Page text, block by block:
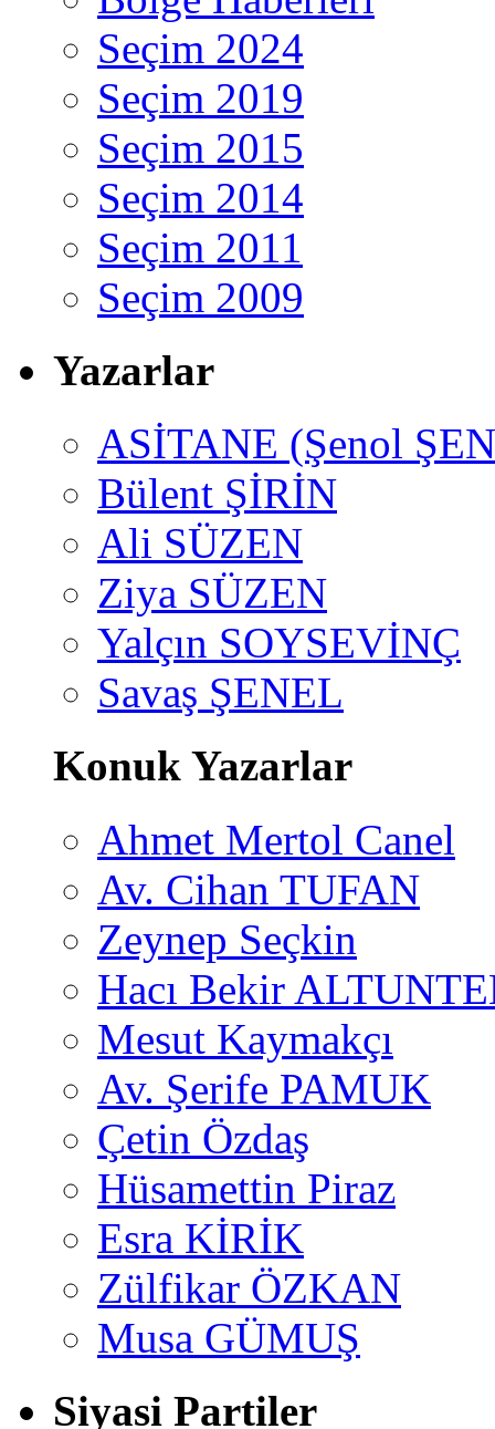
Seçim 2024
Seçim 2019
Seçim 2015
Seçim 2014
Seçim 2011
Seçim 2009
Yazarlar
ASİTANE (Şenol
Bülent ŞİRİN
Ali SÜZEN
Ziya SÜZEN
Yalçın SOYSEVİNÇ
Savaş ŞENEL
Konuk Yazarlar
Ahmet Mertol Canel
Av. Cihan TUFAN
Zeynep Seçkin
Hacı Bekir
Mesut Kaymakçı
Av. Şerife PAMUK
Çetin Özdaş
Hüsamettin Piraz
Esra KİRİK
Zülfikar ÖZKAN
Musa GÜMUŞ
Siyasi Partiler